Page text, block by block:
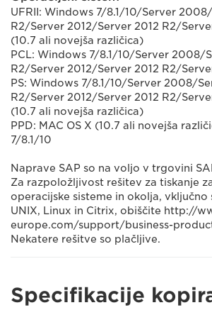
UFRII: Windows 7/8.1/10/Server
R2/Server 2012/Server 2012 R2/
(10.7 ali novejša različica)
PCL: Windows 7/8.1/10/Server 2008/
R2/Server 2012/Server 2012 R2/
PS: Windows 7/8.1/10/Server 2008/
R2/Server 2012/Server 2012 R2/
(10.7 ali novejša različica)
PPD: MAC OS X (10.7 ali novejša
7/8.1/10
Naprave SAP so na voljo v trgovini
Za razpoložljivost rešitev za tiskanje
operacijske sisteme in okolja,
UNIX, Linux in Citrix, obiščite http://
europe.com/support/business-
Nekatere rešitve so plačljive.
Specifikacije